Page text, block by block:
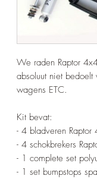
We raden Raptor
absoluut niet
wagens ETC.
Kit bevat:
- 4 bladveren
- 4 schokbrekers
- 1 complete set
- 1 set bumpstops